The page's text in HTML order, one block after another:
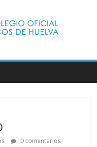
0 comentarios